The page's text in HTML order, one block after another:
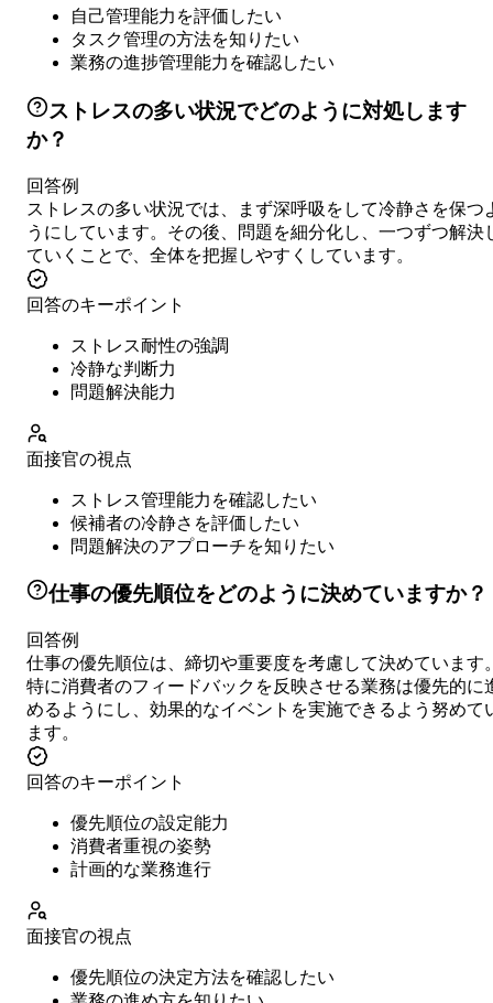
自己管理能力を評価したい
タスク管理の方法を知りたい
業務の進捗管理能力を確認したい
ストレスの多い状況でどのように対処します
か？
回答例
ストレスの多い状況では、まず深呼吸をして冷静さを保つ
うにしています。その後、問題を細分化し、一つずつ解決
ていくことで、全体を把握しやすくしています。
回答のキーポイント
ストレス耐性の強調
冷静な判断力
問題解決能力
面接官の視点
ストレス管理能力を確認したい
候補者の冷静さを評価したい
問題解決のアプローチを知りたい
仕事の優先順位をどのように決めていますか？
回答例
仕事の優先順位は、締切や重要度を考慮して決めています
特に消費者のフィードバックを反映させる業務は優先的に
めるようにし、効果的なイベントを実施できるよう努めて
ます。
回答のキーポイント
優先順位の設定能力
消費者重視の姿勢
計画的な業務進行
面接官の視点
優先順位の決定方法を確認したい